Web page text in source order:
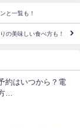
と一覧も！
の美味しい食べ方も！
約はいつから？電
…